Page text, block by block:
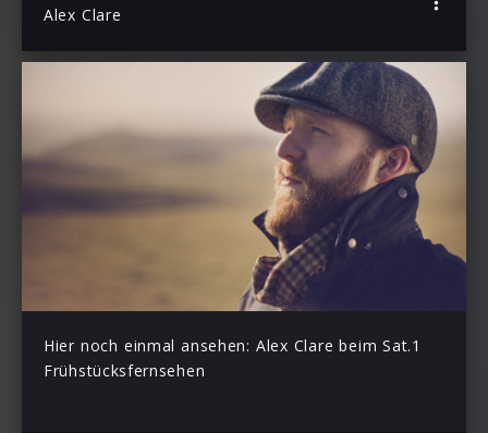
Alex Clare
Hier noch einmal ansehen: Alex Clare beim Sat.1
Frühstücksfernsehen